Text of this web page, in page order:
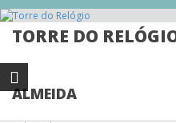
TORRE DO
ALMEIDA